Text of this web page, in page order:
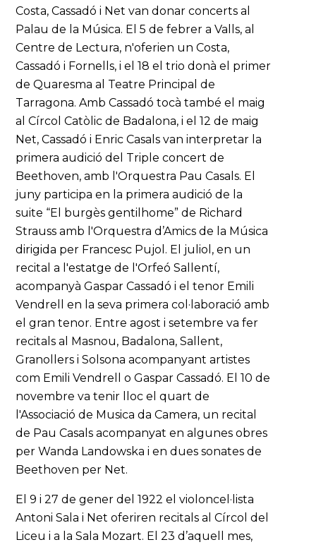
Costa, Cassadó i Net van donar concerts al
Palau de la Música. El 5 de febrer a Valls, al
Centre de Lectura, n'oferien un Costa,
Cassadó i Fornells, i el 18 el trio donà el primer
de Quaresma al Teatre Principal de
Tarragona. Amb Cassadó tocà també el maig
al Círcol Catòlic de Badalona, i el 12 de maig
Net, Cassadó i Enric Casals van interpretar la
primera audició del Triple concert de
Beethoven, amb l'Orquestra Pau Casals. El
juny participa en la primera audició de la
suite “El burgès gentilhome” de Richard
Strauss amb l'Orquestra d’Amics de la Música
dirigida per Francesc Pujol. El juliol, en un
recital a l'estatge de l'Orfeó Sallentí,
acompanyà Gaspar Cassadó i el tenor Emili
Vendrell en la seva primera col·laboració amb
el gran tenor. Entre agost i setembre va fer
recitals al Masnou, Badalona, Sallent,
Granollers i Solsona acompanyant artistes
com Emili Vendrell o Gaspar Cassadó. El 10 de
novembre va tenir lloc el quart de
l'Associació de Musica da Camera, un recital
de Pau Casals acompanyat en algunes obres
per Wanda Landowska i en dues sonates de
Beethoven per Net.
El 9 i 27 de gener del 1922 el violoncel·lista
Antoni Sala i Net oferiren recitals al Círcol del
Liceu i a la Sala Mozart. El 23 d’aquell mes,